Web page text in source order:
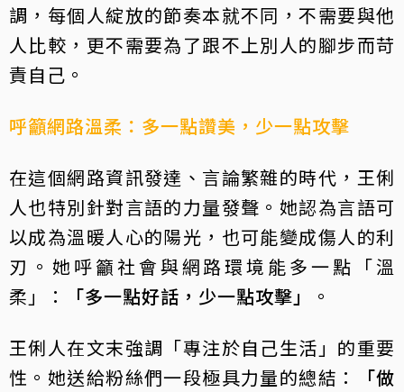
調，每個人綻放的節奏本就不同，不需要與他
人比較，更不需要為了跟不上別人的腳步而苛
責自己。
呼籲網路溫柔：多一點讚美，少一點攻擊
在這個網路資訊發達、言論繁雜的時代，王俐
人也特別針對言語的力量發聲。她認為言語可
以成為溫暖人心的陽光，也可能變成傷人的利
刃。她呼籲社會與網路環境能多一點「溫
柔」：
「多一點好話，少一點攻擊」
。
王俐人在文末強調「專注於自己生活」的重要
性。她送給粉絲們一段極具力量的總結：
「做